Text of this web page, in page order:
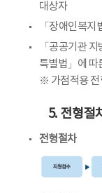
대상자
「장애인복지
「공공기관
특별법」에 따
※ 가점적용 전
5. 전형절
전형절차